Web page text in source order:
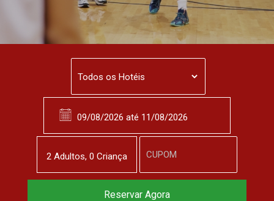
2 Adultos, 0 Criança
Reservar Agora